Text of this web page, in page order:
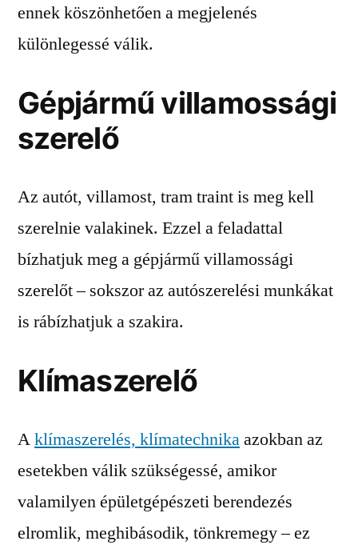
ennek köszönhetően a megjelenés
különlegessé válik.
Gépjármű villamossági
szerelő
Az autót, villamost, tram traint is meg kell
szerelnie valakinek. Ezzel a feladattal
bízhatjuk meg a gépjármű villamossági
szerelőt – sokszor az autószerelési munkákat
is rábízhatjuk a szakira.
Klímaszerelő
Aklímaszerelés, klímatechnikaazokban az
esetekben válik szükségessé, amikor
valamilyen épületgépészeti berendezés
elromlik, meghibásodik, tönkremegy – ez